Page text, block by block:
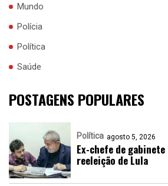
Mundo
Polícia
Política
Saúde
POSTAGENS POPULARES
Política agosto 5, 2026
Ex-chefe de
reeleição de Lula